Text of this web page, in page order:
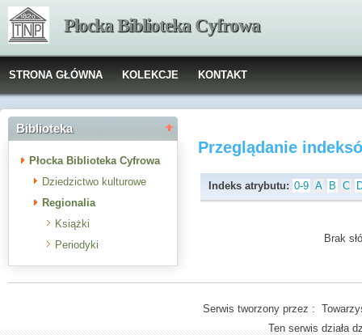
Płocka Biblioteka Cyfrowa
STRONA GŁÓWNA KOLEKCJE KONTAKT
Biblioteka
Płocka Biblioteka Cyfrowa
Dziedzictwo kulturowe
Regionalia
Książki
Periodyki
Przeglądanie
Indeks atrybutu: 0-9 A B C
Brak
Serwis tworzony przez :
Ten serwis działa